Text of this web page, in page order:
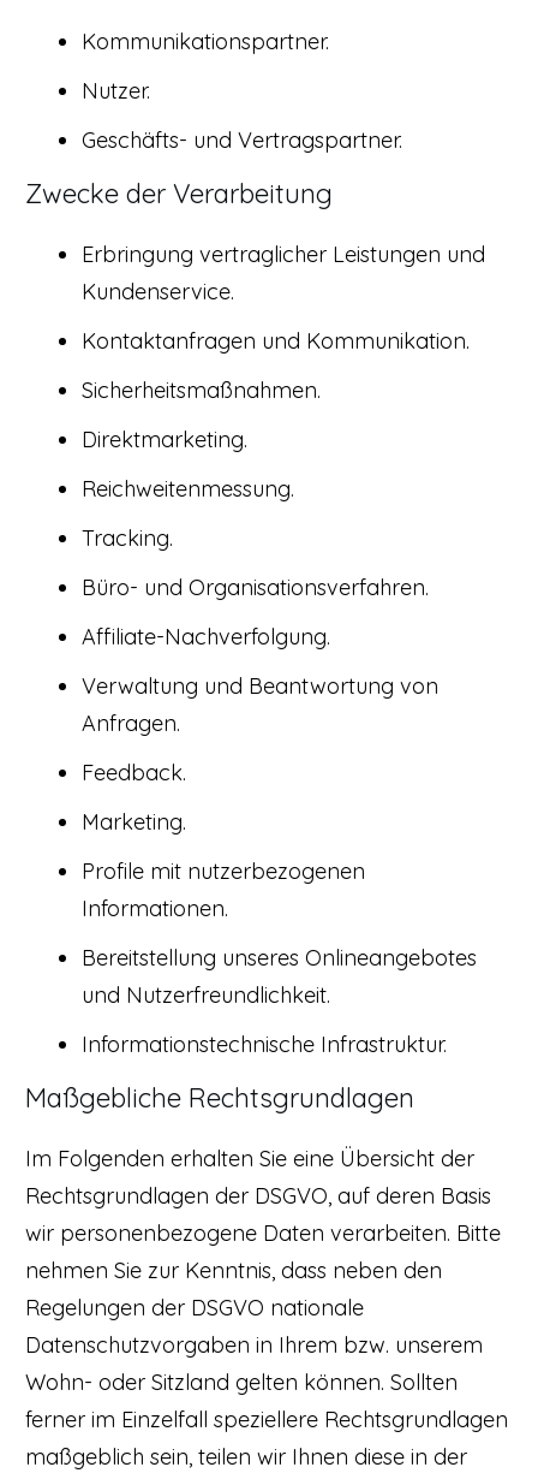
Kommunikationspartner.
Nutzer.
Geschäfts- und Vertragspartner.
Zwecke der Verarbeitung
Erbringung vertraglicher Leistungen und
Kundenservice.
Kontaktanfragen und Kommunikation.
Sicherheitsmaßnahmen.
Direktmarketing.
Reichweitenmessung.
Tracking.
Büro- und Organisationsverfahren.
Affiliate-Nachverfolgung.
Verwaltung und Beantwortung von
Anfragen.
Feedback.
Marketing.
Profile mit nutzerbezogenen
Informationen.
Bereitstellung unseres Onlineangebotes
und Nutzerfreundlichkeit.
Informationstechnische Infrastruktur.
Maßgebliche Rechtsgrundlagen
Im Folgenden erhalten Sie eine Übersicht der
Rechtsgrundlagen der DSGVO, auf deren Basis
wir personenbezogene Daten verarbeiten. Bitte
nehmen Sie zur Kenntnis, dass neben den
Regelungen der DSGVO nationale
Datenschutzvorgaben in Ihrem bzw. unserem
Wohn- oder Sitzland gelten können. Sollten
ferner im Einzelfall speziellere Rechtsgrundlagen
maßgeblich sein, teilen wir Ihnen diese in der